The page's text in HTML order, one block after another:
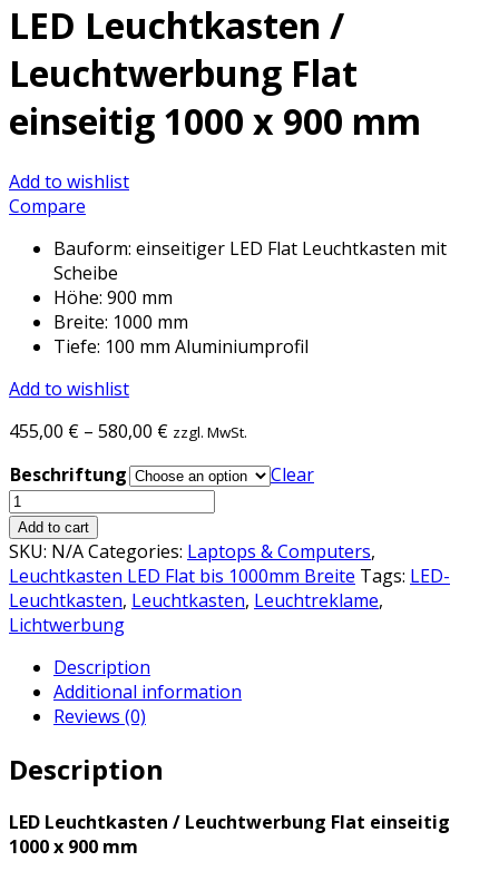
LED Leuchtkasten /
Leuchtwerbung Flat
einseitig 1000 x 900 mm
Add to wishlist
Compare
Bauform: einseitiger LED Flat Leuchtkasten mit
Scheibe
Höhe: 900 mm
Breite: 1000 mm
Tiefe: 100 mm Aluminiumprofil
Add to wishlist
455,00 € – 580,00 € zzgl. MwSt.
Beschriftung
Clear
LED
Leuchtkasten
/
Leuchtwerbung
Flat
einseitig
900
mm
Add to cart
SKU: N/ACategories: Laptops & Computers,
Leuchtkasten LED Flat bis 1000mm Breite Tags: LED-
Leuchtkasten, Leuchtkasten, Leuchtreklame,
Lichtwerbung
Description
Additional information
Reviews (0)
Description
LED Leuchtkasten / Leuchtwerbung Flat einseitig
1000 x 900 mm